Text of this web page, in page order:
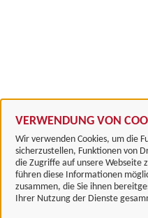
VERWENDUNG VON
Wir verwenden Cookies, um die
sicherzustellen, Funktionen von
die Zugriffe auf unsere Webseite
führen diese Informationen
zusammen, die Sie ihnen
Ihrer Nutzung der Dienste
Landkreis